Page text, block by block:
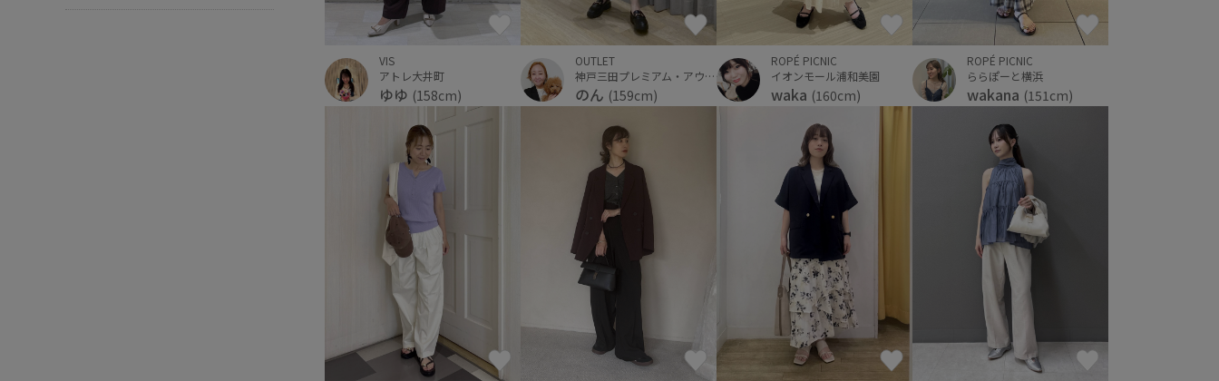
VIS
アトレ大井町
ゆゆ (158cm)
OUTLET
神戸三田プレミアム・アウトレット
のん (159cm)
ROPÉ PICNIC
イオンモール浦和美園
waka (160cm)
ROPÉ PICNIC
ららぽーと横浜
wakana (151cm)